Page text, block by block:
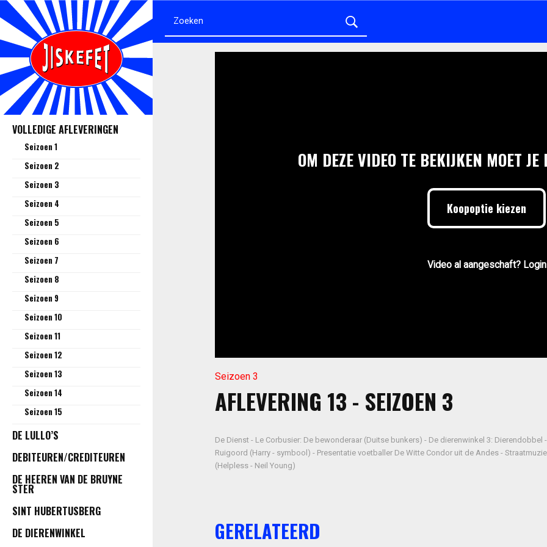
VOLLEDIGE AFLEVERINGEN
Seizoen 1
Seizoen 2
Seizoen 3
Seizoen 4
Seizoen 5
Seizoen 6
Seizoen 7
Seizoen 8
Seizoen 9
Seizoen 10
Seizoen 11
Seizoen 12
Seizoen 13
Seizoen 14
Seizoen 15
DE LULLO’S
DEBITEUREN/CREDITEUREN
DE HEEREN VAN DE BRUYNE
STER
SINT HUBERTUSBERG
DE DIERENWINKEL
OM DEZE VIDEO TE BEKIJKEN MOET JE
Koopoptie kiezen
Video al aangeschaft? Login
Seizoen 3
AFLEVERING 13 - SEIZOEN 3
De Dienst - Le Corbusier: De bewonderaar (Duitse bunkers) - De dierenwinkel 3: Dierendobbel
Ruigoord (Harry - symbool) - Presentatie voetballer De Witte Condor uit de Andes -
(Helpless - Neil Young)
GERELATEERD